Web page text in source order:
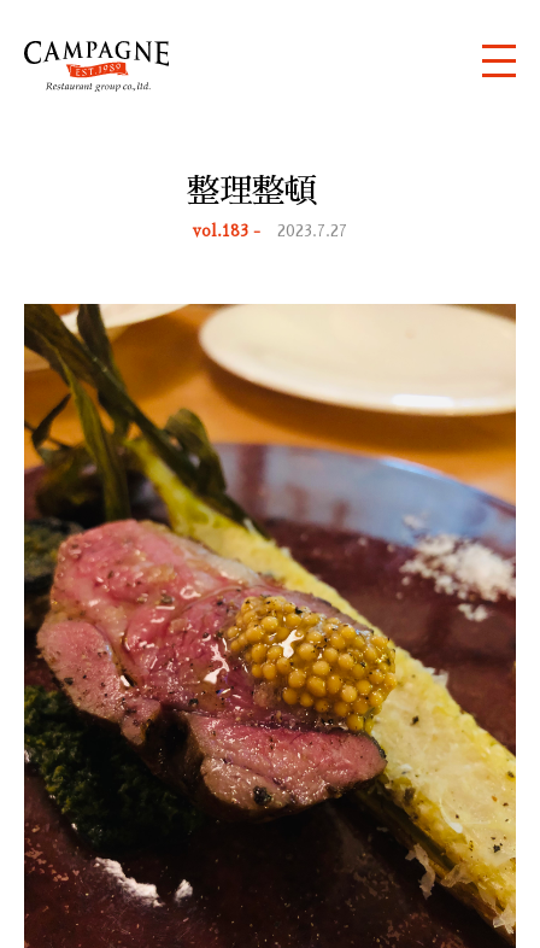
整理整頓
vol.183 - 2023.7.27